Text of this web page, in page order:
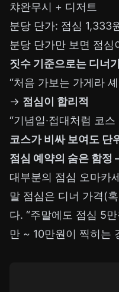
챠완무시 + 디저트
분당 단가: 점심 1,333
분당 단가만 보면 점심
짓수 기준으로는 디너
“처음 가보는 가게라
→ 점심이 합리적
“기념일·접대처럼 코
코스가 비싸 보여도 단
점심 예약의 숨은 함
대부분의 점심 오마카
말 점심은 디너 가격(
다. “주말에도 점심 5
만 ~ 10만원이 찍히는